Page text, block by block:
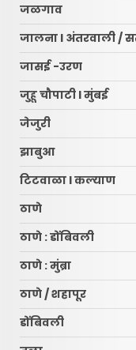
जळगाव
जालना l अंतरवाली /
जासई -उरण
जुहू चौपाटी l मुंबई
जेजुरी
झाबुआ
टिटवाळा l कल्याण
ठाणे
ठाणे : डोंबिवली
ठाणे : मुंब्रा
ठाणे / शहापूर
डोंबिवली